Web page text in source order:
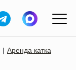
Аренда катка